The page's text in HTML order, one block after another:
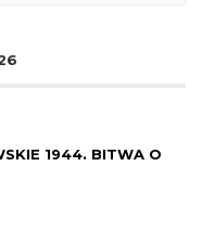
1944. BITWA O